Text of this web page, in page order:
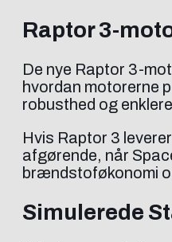
Raptor 3-
De nye Raptor 3-
hvordan motorerne
robusthed og
Hvis Raptor 3
afgørende, når
brændstoføkonomi
Simulerede